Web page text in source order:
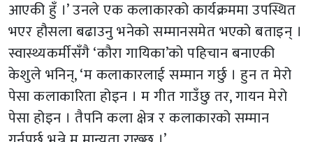
आएकी हुँ ।’ उनले एक कलाकारको कार्यक्रममा उपस्थित
भएर हौसला बढाउनु भनेको सम्मानसमेत भएको बताइन् ।
स्वास्थ्यकर्मीसँगै ‘कौरा गायिका’को पहिचान बनाएकी
केशुले भनिन्, ‘म कलाकारलाई सम्मान गर्छु । हुन त मेरो
पेसा कलाकारिता होइन । म गीत गाउँछु तर, गायन मेरो
पेसा होइन । तैपनि कला क्षेत्र र कलाकारको सम्मान